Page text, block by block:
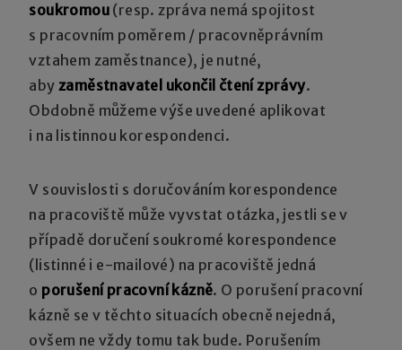
soukromou (resp. zpráva nemá spojitost
s pracovním poměrem / pracovněprávním
vztahem zaměstnance), je nutné,
abyzaměstnavatel ukončil čtení zprávy.
Obdobně můžeme výše uvedené aplikovat
i na listinnou korespondenci.
V souvislosti s doručováním korespondence
na pracoviště může vyvstat otázka, jestli se v
případě doručení soukromé korespondence
(listinné i e-mailové) na pracoviště jedná
o porušení pracovní kázně. O porušení pracovní
kázně se v těchto situacích obecně nejedná,
ovšem ne vždy tomu tak bude. Porušením